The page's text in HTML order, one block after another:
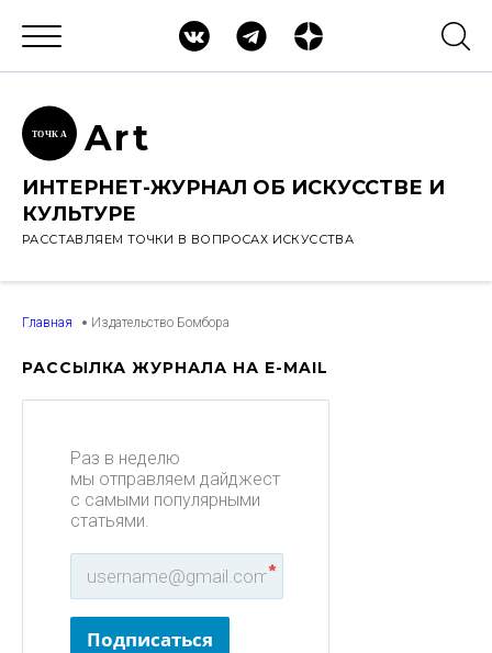
ТОЧК А Art
ИНТЕРНЕТ-ЖУРНАЛ ОБ ИСКУССТВЕ И
КУЛЬТУРЕ
РАССТАВЛЯЕМ ТОЧКИ В ВОПРОСАХ ИСКУССТВА
Главная Издательство Бомбора
РАССЫЛКА ЖУРНАЛА НА E-MAIL
Раз в неделю
мы отправляем дайджест
с самыми популярными
статьями.
*
Подписаться